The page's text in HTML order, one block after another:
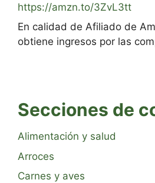
https://amzn.to/3ZvL3tt
En calidad de Afiliado de
obtiene ingresos por las
Secciones de
Alimentación y salud
Arroces
Carnes y aves